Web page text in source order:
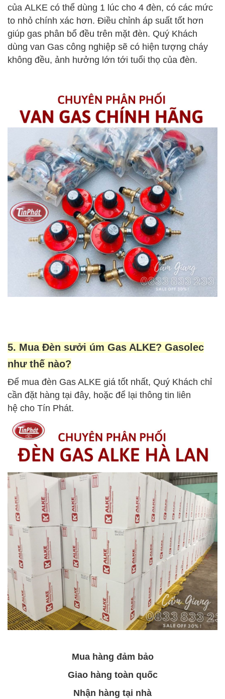
của ALKE có thể dùng 1 lúc cho 4 đèn, có các mức
to nhỏ chính xác hơn. Điều chỉnh áp suất tốt hơn
giúp gas phân bổ đều trên mặt đèn. Quý Khách
dùng van Gas công nghiệp sẽ có hiện tượng cháy
không đều, ảnh hưởng lớn tới tuổi thọ của đèn.
5. Mua Đèn sưởi úm Gas ALKE? Gasolec
như thế nào?
Để mua đèn Gas ALKE giá tốt nhất, Quý Khách chỉ
cần đặt hàng tại đây, hoặc để lại thông tin liên
hệ cho Tín Phát.
Mua hàng đảm bảo
Giao hàng toàn quốc
Nhận hàng tại nhà